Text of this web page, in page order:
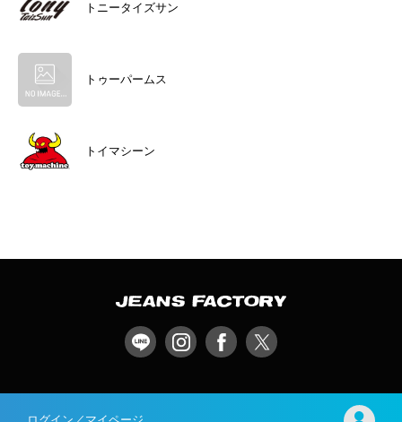
トニータイズサン
トゥーパームス
トイマシーン